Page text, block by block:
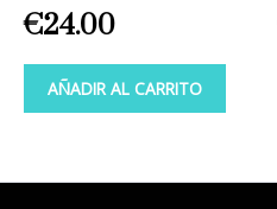
€24.00
AÑADIR AL CARRITO